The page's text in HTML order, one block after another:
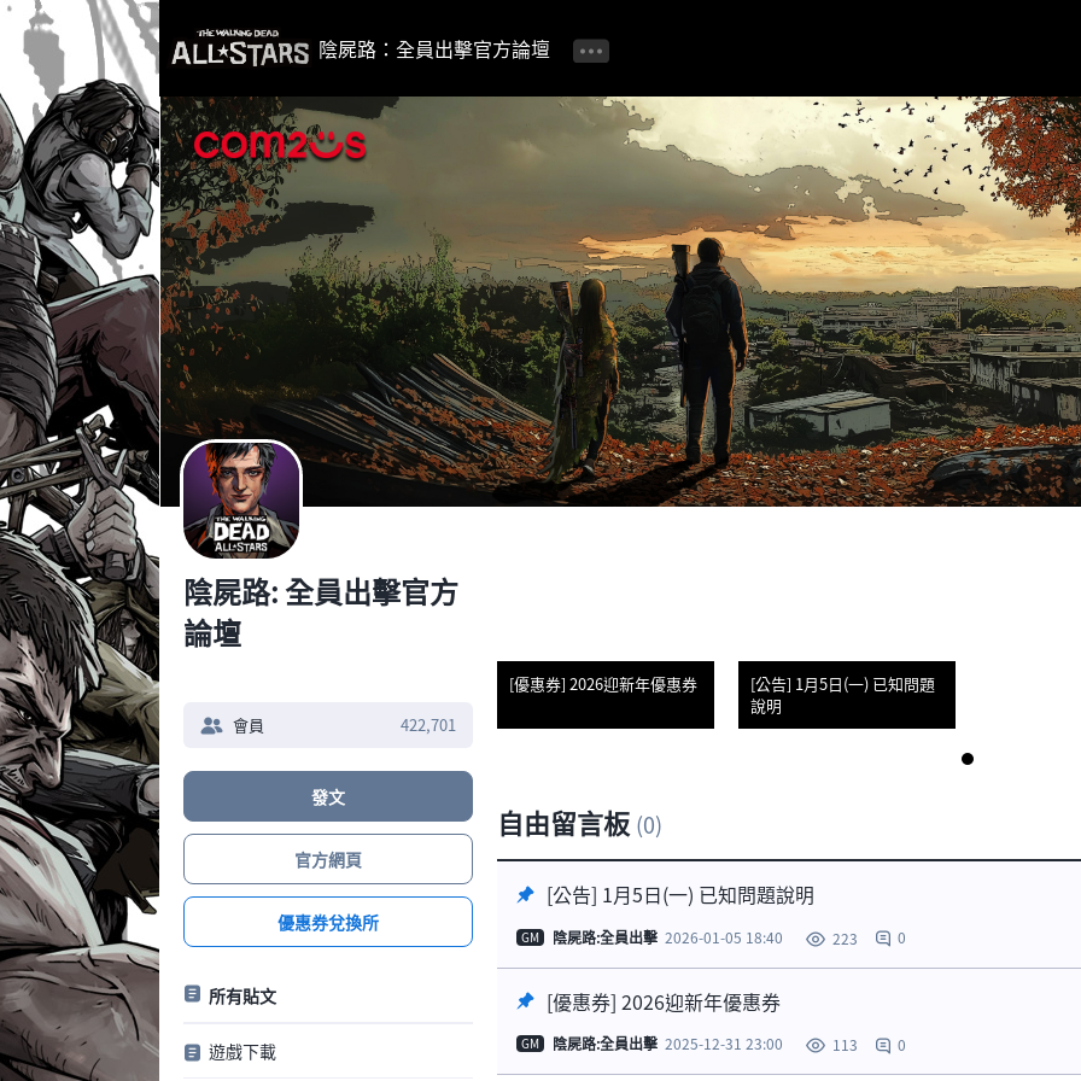
o
C
o
n
t
e
n
t
陰屍路：全員出擊官方論壇
公告📢 進行中活動 🎁 自由留言板 精華攻略 & TIP專區
陰屍路: 全員出擊官方
論壇
會員 422,701
發文
官方網頁
優惠券兌換所
所有貼文
遊戲下載
[優惠券] 2026迎新年優惠券
[公告] 1月5日(一) 已知問題
說明
自由留言板 (0)
[公告] 1月5日(一) 已知問題說明
GM 陰屍路:全員出擊 2026-01-05 18:40 223 0
[優惠券] 2026迎新年優惠券
GM 陰屍路:全員出擊 2025-12-31 23:00 113 0